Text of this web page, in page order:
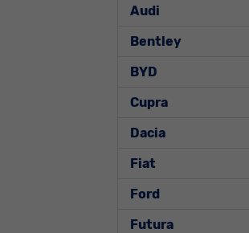
Audi
Bentley
BYD
Cupra
Dacia
Fiat
Ford
Futura